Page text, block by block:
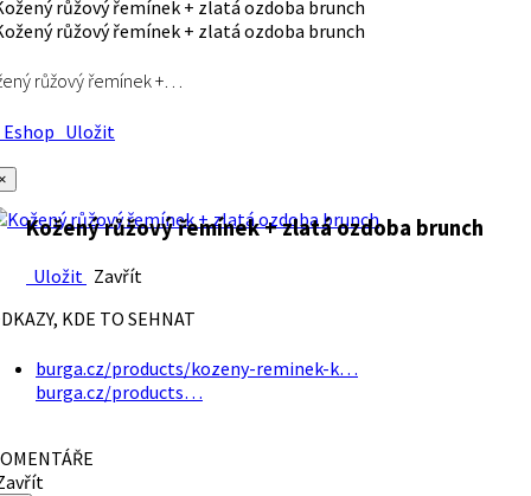
růžový řemínek +…
Uložit
Kožený růžový řemínek + zlatá ozdoba brunch
Uložit Zavřít
KDE TO SEHNAT
burga.cz/products/kozeny-reminek-k…
burga.cz/products…